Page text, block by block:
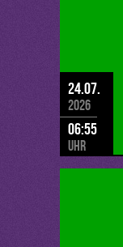
24.07.
2026
06:55
Uhr